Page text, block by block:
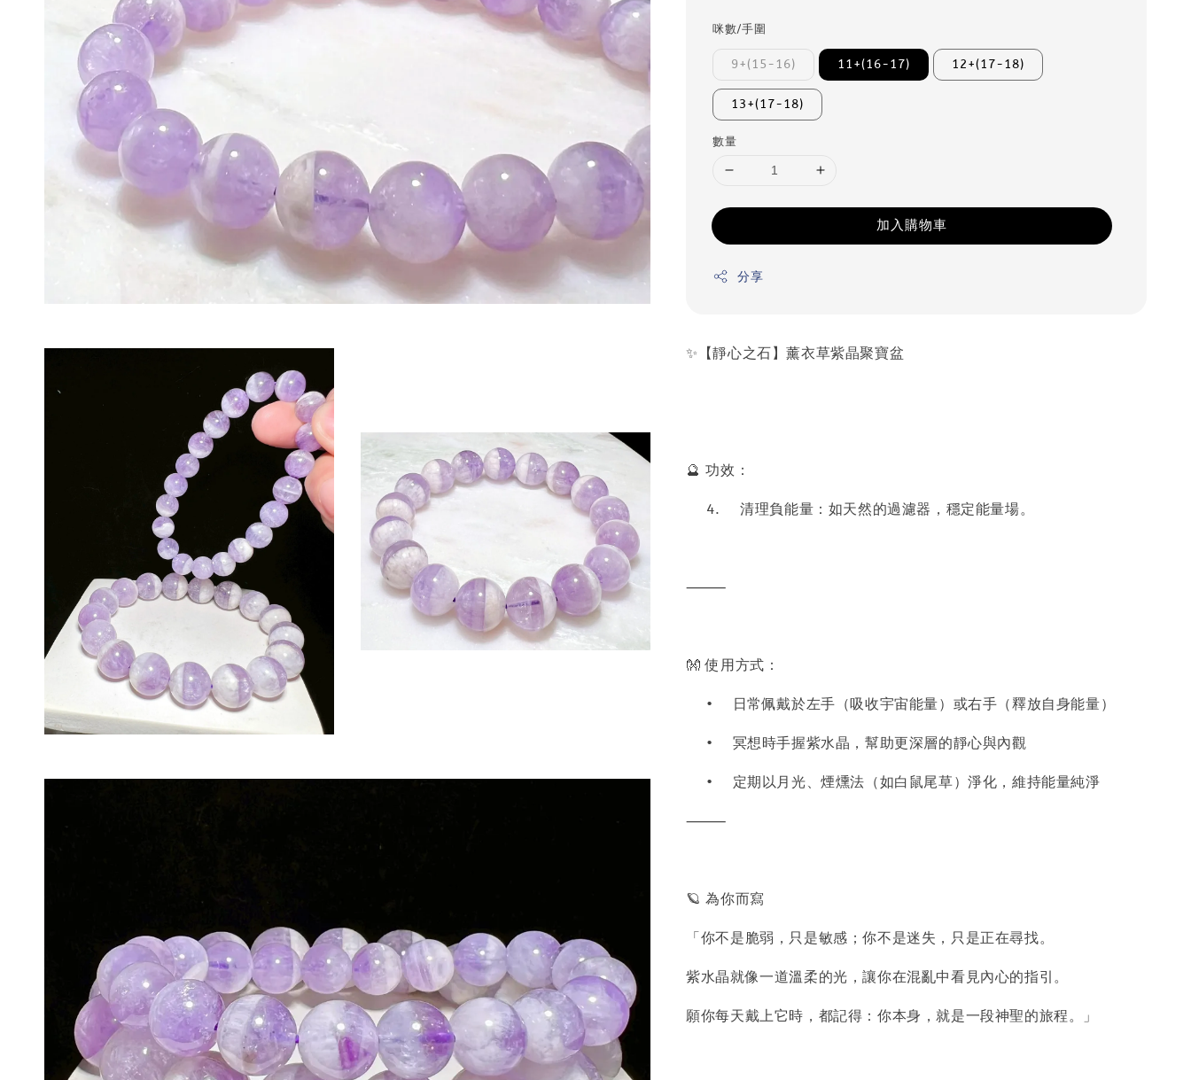
咪數/手圍
9+(15-16) 11+(16-17) 12+(17-18)
13+(17-18)
數量
加入購物車
分享
✨【靜心之石】薰衣草紫晶聚寶盆
🔮 功效：
4. 清理負能量：如天然的過濾器，穩定能量場。
⸻
👐 使用方式：
• 日常佩戴於左手（吸收宇宙能量）或右手（釋放自身能量）
• 冥想時手握紫水晶，幫助更深層的靜心與內觀
• 定期以月光、煙燻法（如白鼠尾草）淨化，維持能量純淨
⸻
🪐 為你而寫
「你不是脆弱，只是敏感；你不是迷失，只是正在尋找。
紫水晶就像一道溫柔的光，讓你在混亂中看見內心的指引。
願你每天戴上它時，都記得：你本身，就是一段神聖的旅程。」